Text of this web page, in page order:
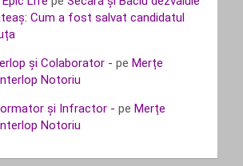
Cum a fost salvat candidatul
și Colaborator - peMerțe
Notoriu
și Infractor - peMerțe
Notoriu